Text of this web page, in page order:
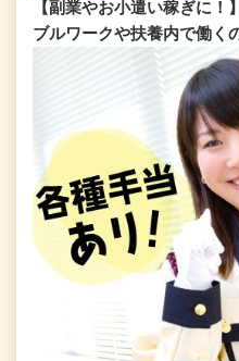
【副業やお小遣い稼ぎに
ブルワークや扶養内で働く